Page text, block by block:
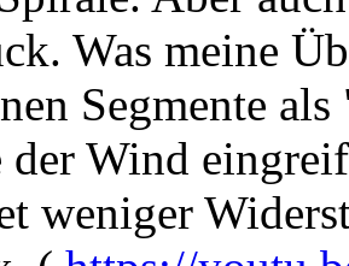
Was meine
Segmente
der Wind
weniger